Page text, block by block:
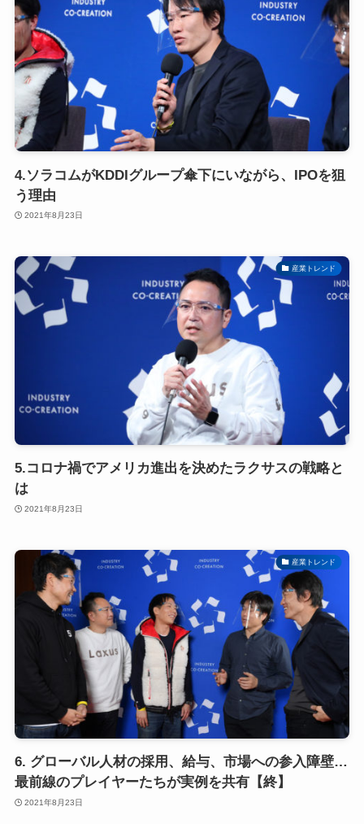
4.ソラコムがKDDIグループ傘下にいながら、IPOを狙
う理由
2021年8月23日
産業トレンド
5.コロナ禍でアメリカ進出を決めたラクサスの戦略と
は
2021年8月23日
産業トレンド
6. グローバル人材の採用、給与、市場への参入障壁…
最前線のプレイヤーたちが実例を共有【終】
2021年8月23日